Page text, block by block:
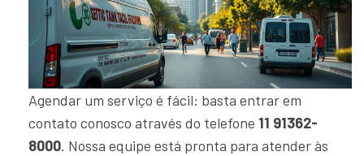
Agendar um serviço é fácil: basta entrar em
contato conosco através do telefone 11 91362-
8000. Nossa equipe está pronta para atender às